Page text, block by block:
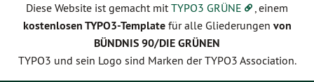
Diese Website ist gemacht mitTYPO3 GRÜNE , einem
kostenlosen TYPO3-Templatefür alle Gliederungen von
BÜNDNIS 90/DIE GRÜNEN
TYPO3 und sein Logo sind Marken der TYPO3 Association.